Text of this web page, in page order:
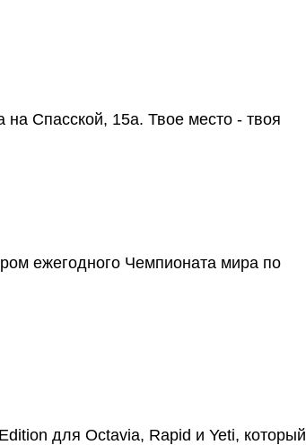
Спасской, 15а. Твое место - твоя
ежегодного Чемпионата мира по
для Octavia, Rapid и Yeti, который